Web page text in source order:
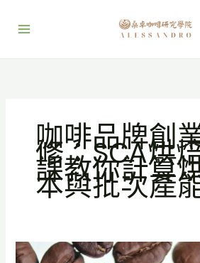
咖啡品牌創
修：SCA烘
課教你計算
本與批次產
咖